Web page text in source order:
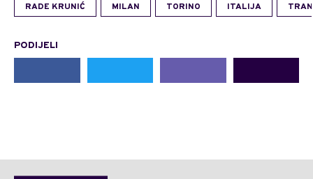
RADE KRUNIĆ MILAN TORINO ITALIJA
PODIJELI